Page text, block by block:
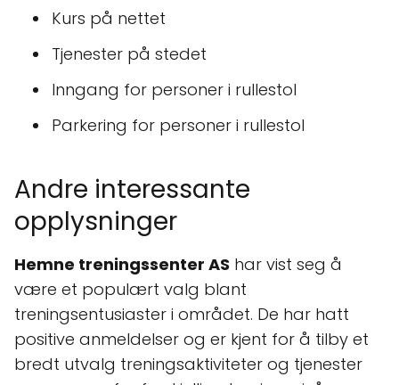
Kurs på nettet
Tjenester på stedet
Inngang for personer i rullestol
Parkering for personer i rullestol
Andre interessante
opplysninger
Hemne treningssenter AS har vist seg å
være et populært valg blant
treningsentusiaster i området. De har hatt
positive anmeldelser og er kjent for å tilby et
bredt utvalg treningsaktiviteter og tjenester